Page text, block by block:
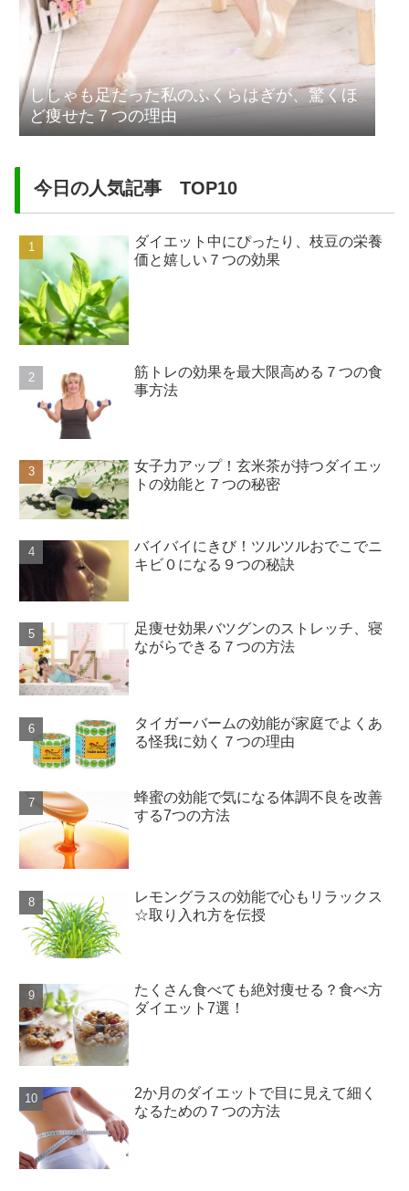
ししゃも足だった私のふくらはぎが、驚くほ
ど痩せた７つの理由
今日の人気記事 TOP10
ダイエット中にぴったり、枝豆の栄養
価と嬉しい７つの効果
筋トレの効果を最大限高める７つの食
事方法
女子力アップ！玄米茶が持つダイエッ
トの効能と７つの秘密
バイバイにきび！ツルツルおでこでニ
キビ０になる９つの秘訣
足痩せ効果バツグンのストレッチ、寝
ながらできる７つの方法
タイガーバームの効能が家庭でよくあ
る怪我に効く７つの理由
蜂蜜の効能で気になる体調不良を改善
する7つの方法
レモングラスの効能で心もリラックス
☆取り入れ方を伝授
たくさん食べても絶対痩せる？食べ方
ダイエット7選！
2か月のダイエットで目に見えて細く
なるための７つの方法